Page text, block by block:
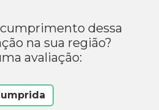
dessa
na sua região?
avaliação: